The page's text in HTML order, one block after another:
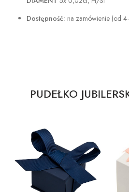
Dostępność: na zamówienie (od
PUDEŁKO